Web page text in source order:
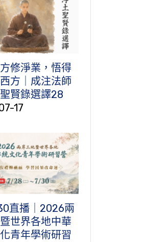
修淨業，悟得
方｜成注法師
聖賢錄選譯28
17
直播｜2026兩
世界各地中華
青年學術研習